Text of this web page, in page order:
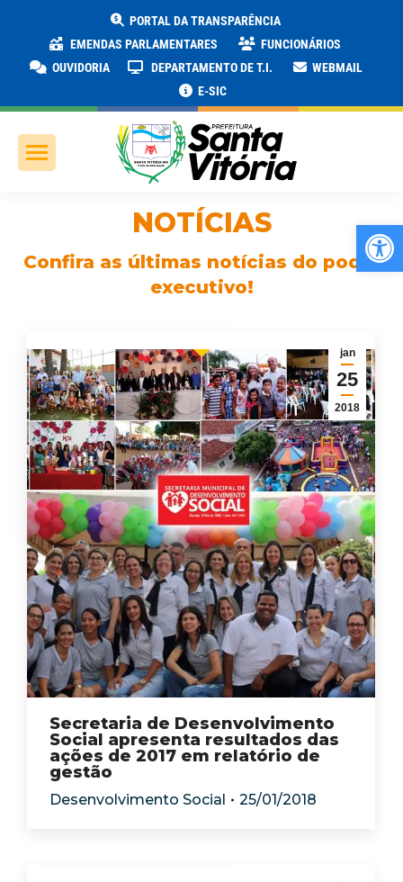
PORTAL DA TRANSPARÊNCIA
EMENDAS PARLAMENTARES
FUNCIONÁRIOS
OUVIDORIA
DEPARTAMENTO DE T.I.
WEBMAIL
E-SIC
NOTÍCIAS
Confira as últimas notícias do poder
executivo!
jan
25
2018
Secretaria de Desenvolvimento
Social apresenta resultados das
ações de 2017 em relatório de
gestão
Desenvolvimento Social 25/01/2018